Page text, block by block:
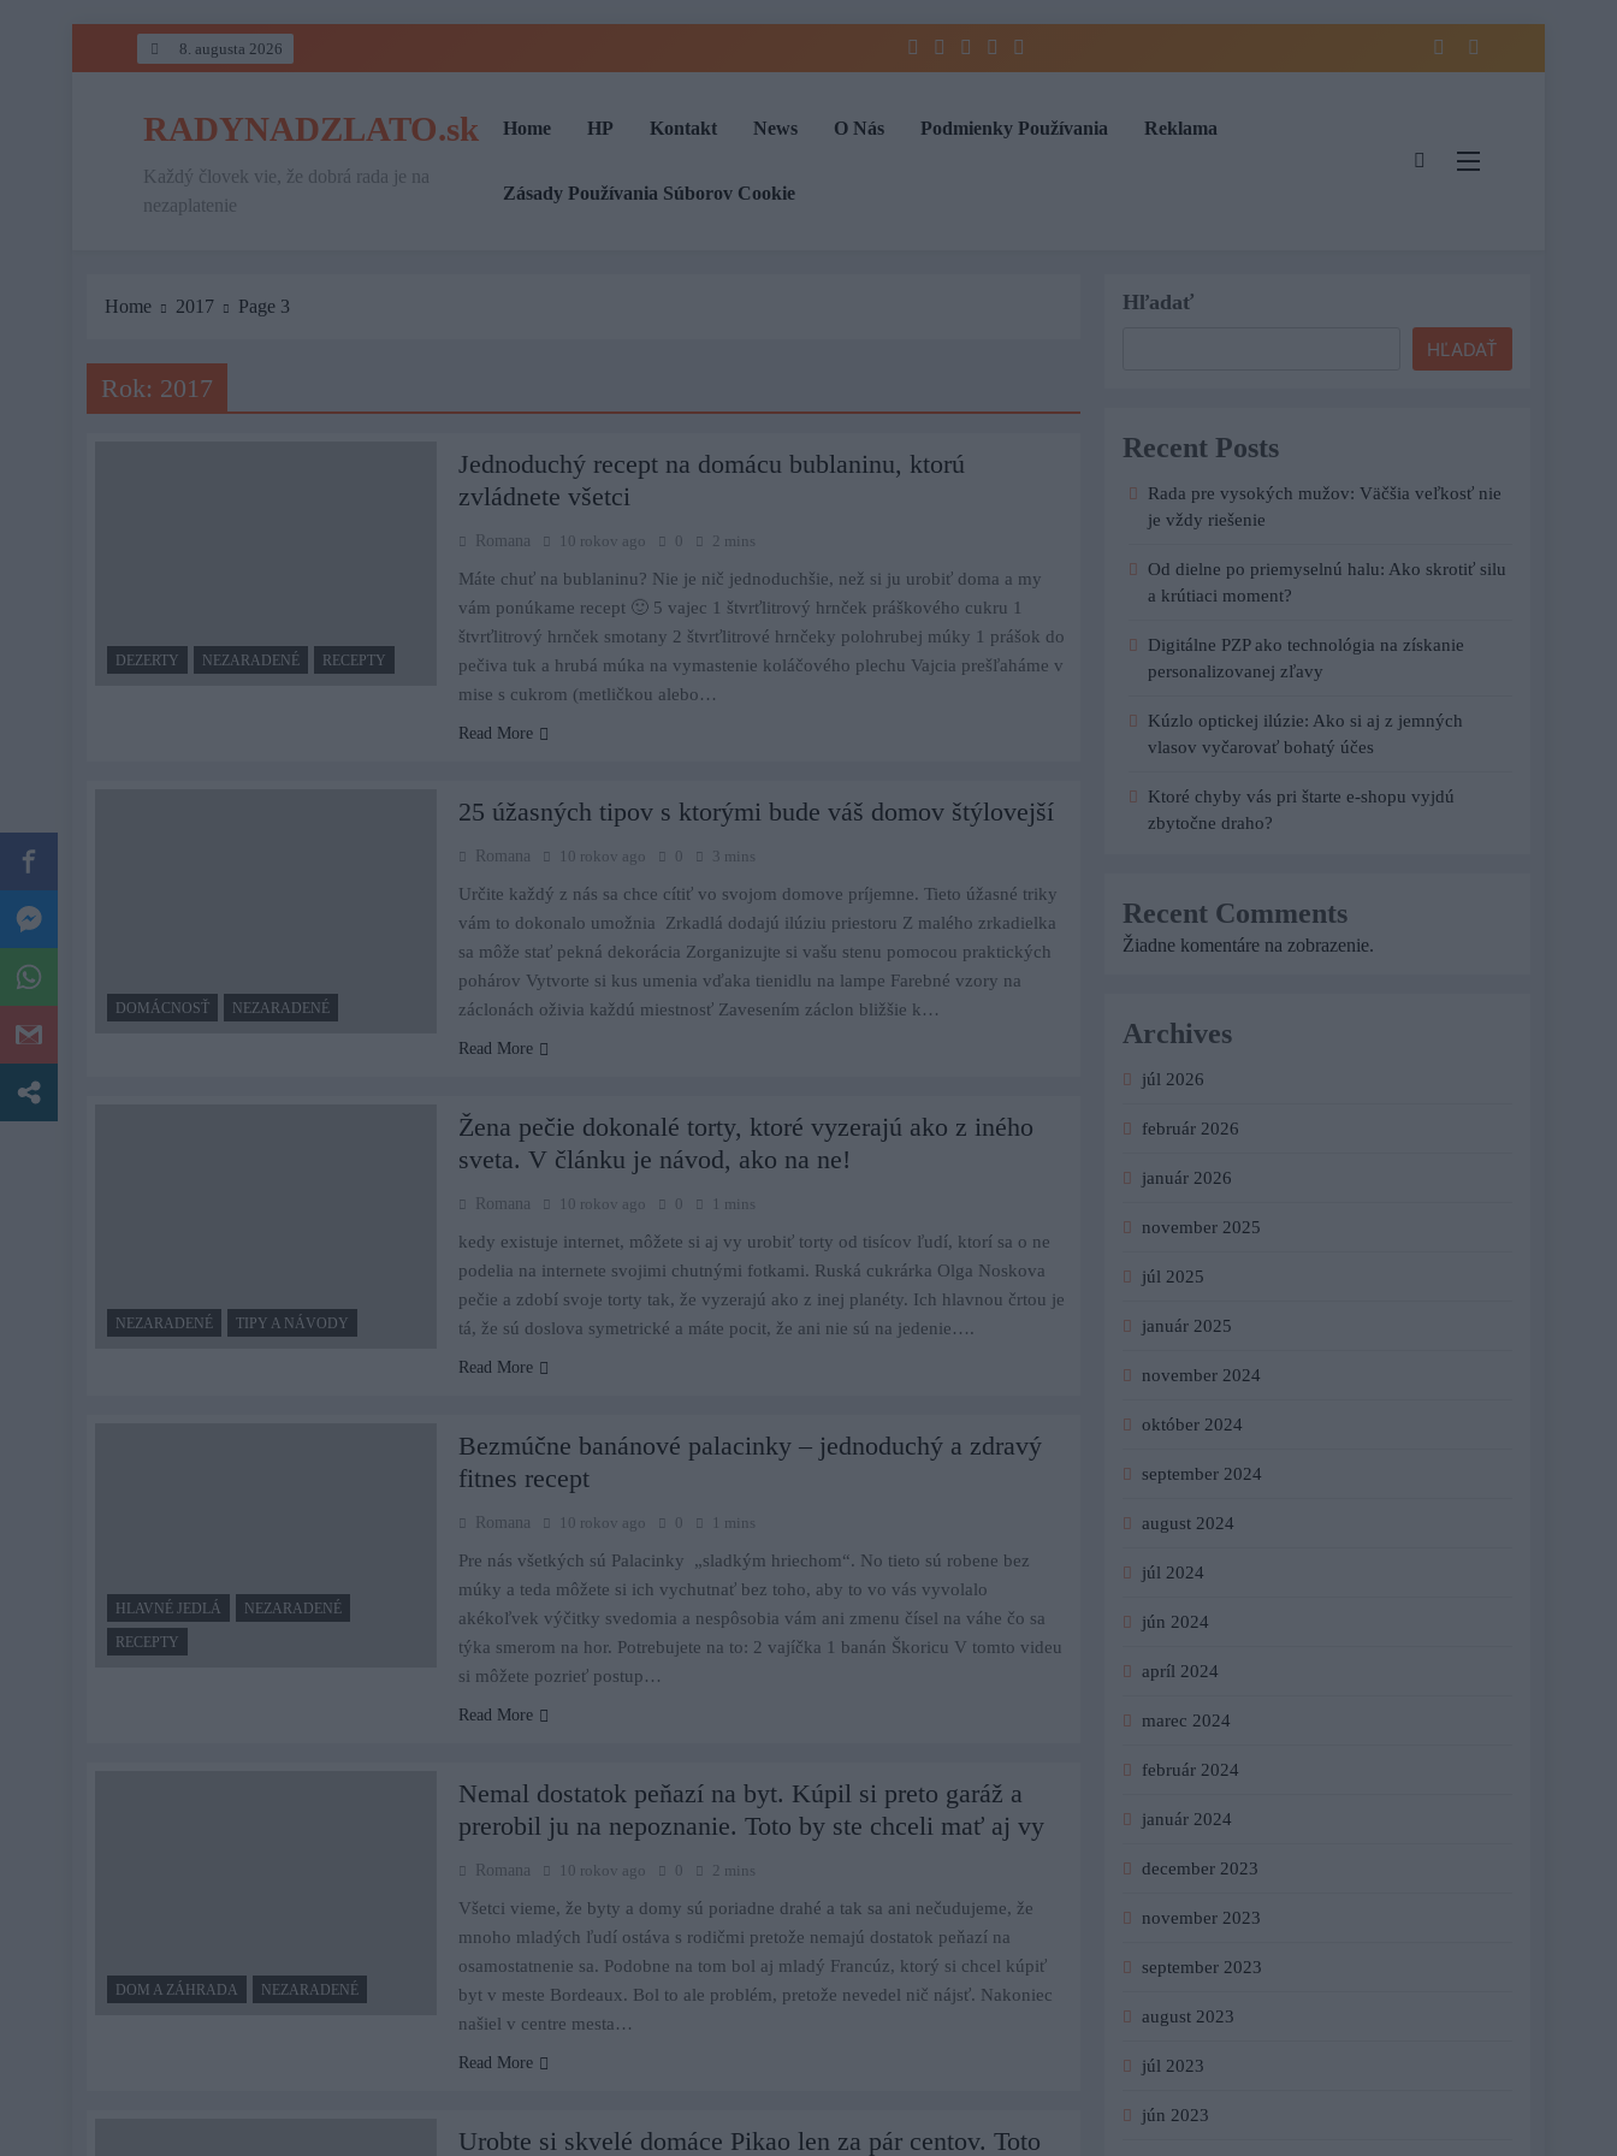
8. augusta 2026
RADYNADZLATO.sk
Každý človek vie, že dobrá rada je na
nezaplatenie
Home HP Kontakt News O Nás Podmienky Používania Reklama
Zásady Používania Súborov Cookie
Home 2017 Page 3
Rok: 2017
DEZERTY NEZARADENÉ RECEPTY
Jednoduchý recept na domácu bublaninu, ktorú
zvládnete všetci
Romana 10 rokov ago 0 2 mins
Máte chuť na bublaninu? Nie je nič jednoduchšie, než si ju urobiť doma a my
vám ponúkame recept 🙂 5 vajec 1 štvrťlitrový hrnček práškového cukru 1
štvrťlitrový hrnček smotany 2 štvrťlitrové hrnčeky polohrubej múky 1 prášok do
pečiva tuk a hrubá múka na vymastenie koláčového plechu Vajcia prešľaháme v
mise s cukrom (metličkou alebo…
Read More
DOMÁCNOSŤ NEZARADENÉ
25 úžasných tipov s ktorými bude váš domov štýlovejší
Romana 10 rokov ago 0 3 mins
Určite každý z nás sa chce cítiť vo svojom domove príjemne. Tieto úžasné triky
vám to dokonalo umožnia Zrkadlá dodajú ilúziu priestoru Z malého zrkadielka
sa môže stať pekná dekorácia Zorganizujte si vašu stenu pomocou praktických
pohárov Vytvorte si kus umenia vďaka tienidlu na lampe Farebné vzory na
záclonách oživia každú miestnosť Zavesením záclon bližšie k…
Read More
NEZARADENÉ TIPY A NÁVODY
Žena pečie dokonalé torty, ktoré vyzerajú ako z iného
sveta. V článku je návod, ako na ne!
Romana 10 rokov ago 0 1 mins
kedy existuje internet, môžete si aj vy urobiť torty od tisícov ľudí, ktorí sa o ne
podelia na internete svojimi chutnými fotkami. Ruská cukrárka Olga Noskova
pečie a zdobí svoje torty tak, že vyzerajú ako z inej planéty. Ich hlavnou črtou je
tá, že sú doslova symetrické a máte pocit, že ani nie sú na jedenie….
Read More
HLAVNÉ JEDLÁ
NEZARADENÉ
RECEPTY
Bezmúčne banánové palacinky – jednoduchý a zdravý
fitnes recept
Romana 10 rokov ago 0 1 mins
Pre nás všetkých sú Palacinky „sladkým hriechom“. No tieto sú robene bez
múky a teda môžete si ich vychutnať bez toho, aby to vo vás vyvolalo
akékoľvek výčitky svedomia a nespôsobia vám ani zmenu čísel na váhe čo sa
týka smerom na hor. Potrebujete na to: 2 vajíčka 1 banán Škoricu V tomto videu
si môžete pozrieť postup…
Read More
DOM A ZÁHRADA NEZARADENÉ
Nemal dostatok peňazí na byt. Kúpil si preto garáž a
prerobil ju na nepoznanie. Toto by ste chceli mať aj vy
Romana 10 rokov ago 0 2 mins
Všetci vieme, že byty a domy sú poriadne drahé a tak sa ani nečudujeme, že
mnoho mladých ľudí ostáva s rodičmi pretože nemajú dostatok peňazí na
osamostatnenie sa. Podobne na tom bol aj mladý Francúz, ktorý si chcel kúpiť
byt v meste Bordeaux. Bol to ale problém, pretože nevedel nič nájsť. Nakoniec
našiel v centre mesta…
Read More
Urobte si skvelé domáce Pikao len za pár centov. Toto
Hľadať
HĽADAŤ
Recent Posts
Rada pre vysokých mužov: Väčšia veľkosť nie
je vždy riešenie
Od dielne po priemyselnú halu: Ako skrotiť silu
a krútiaci moment?
Digitálne PZP ako technológia na získanie
personalizovanej zľavy
Kúzlo optickej ilúzie: Ako si aj z jemných
vlasov vyčarovať bohatý účes
Ktoré chyby vás pri štarte e-shopu vyjdú
zbytočne draho?
Recent Comments
Žiadne komentáre na zobrazenie.
Archives
júl 2026
február 2026
január 2026
november 2025
júl 2025
január 2025
november 2024
október 2024
september 2024
august 2024
júl 2024
jún 2024
apríl 2024
marec 2024
február 2024
január 2024
december 2023
november 2023
september 2023
august 2023
júl 2023
jún 2023